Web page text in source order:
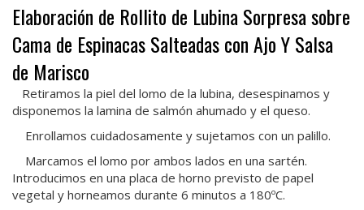
Elaboración de Rollito de Lubina Sorpresa sobre
Cama de Espinacas Salteadas con Ajo Y Salsa
de Marisco
Retiramos la piel del lomo de la lubina, desespinamos y
disponemos la lamina de salmón ahumado y el queso.
Enrollamos cuidadosamente y sujetamos con un palillo.
Marcamos el lomo por ambos lados en una sartén.
Introducimos en una placa de horno previsto de papel
vegetal y horneamos durante 6 minutos a 180ºC.